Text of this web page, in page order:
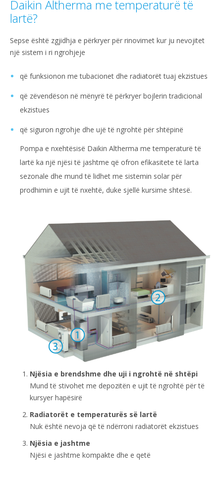
Daikin Altherma me temperaturë të
lartë?
Sepse është zgjidhja e përkryer për rinovimet kur ju nevojitet
një sistem i ri ngrohjeje
që funksionon me tubacionet dhe radiatorët tuaj ekzistues
që zëvendëson në mënyrë të përkryer bojlerin tradicional
ekzistues
që siguron ngrohje dhe ujë të ngrohtë për shtëpinë
Pompa e nxehtësisë Daikin Altherma me temperaturë të
lartë ka një njësi të jashtme që ofron efikasitete të larta
sezonale dhe mund të lidhet me sistemin solar për
prodhimin e ujit të nxehtë, duke sjellë kursime shtesë.
Njësia e brendshme dhe uji i ngrohtë në shtëpi
Mund të stivohet me depozitën e ujit të ngrohtë për të
kursyer hapësirë
Radiatorët e temperaturës së lartë
Nuk është nevoja që të ndërroni radiatorët ekzistues
Njësia e jashtme
Njësi e jashtme kompakte dhe e qetë